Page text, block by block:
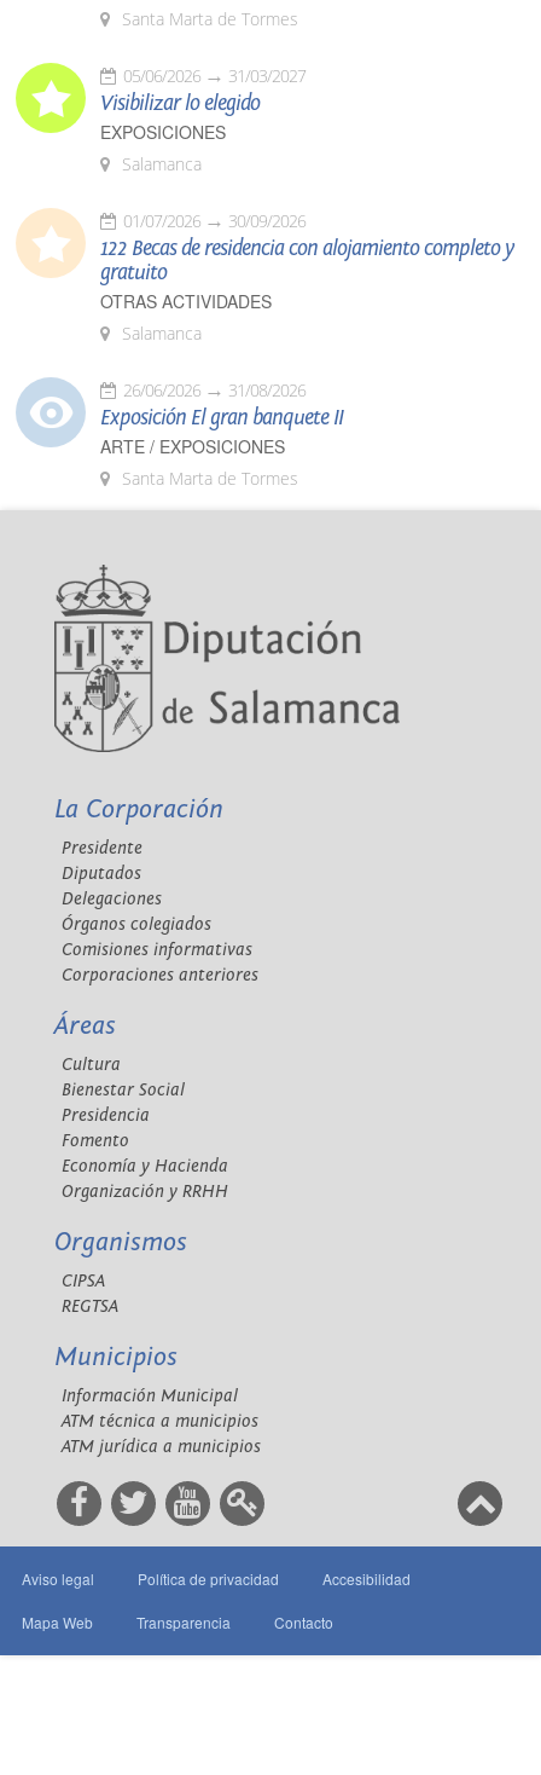
Santa Marta de Tormes
05/06/2026 31/03/2027
Visibilizar lo elegido
EXPOSICIONES
Salamanca
01/07/2026 30/09/2026
122 Becas de residencia con alojamiento completo y
gratuito
OTRAS ACTIVIDADES
Salamanca
26/06/2026 31/08/2026
Exposición El gran banquete II
ARTE / EXPOSICIONES
Santa Marta de Tormes
La Corporación
Presidente
Diputados
Delegaciones
Órganos colegiados
Comisiones informativas
Corporaciones anteriores
Áreas
Cultura
Bienestar Social
Presidencia
Fomento
Economía y Hacienda
Organización y RRHH
Organismos
CIPSA
REGTSA
Municipios
Información Municipal
ATM técnica a municipios
ATM jurídica a municipios
Aviso legal Política de privacidad Accesibilidad
Mapa Web Transparencia Contacto